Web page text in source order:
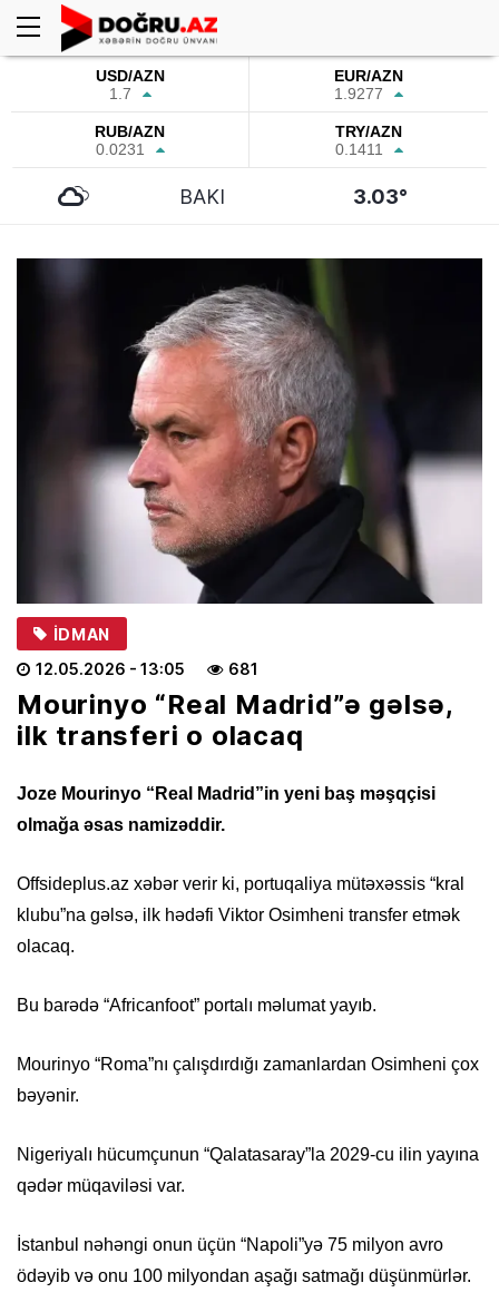
USD/AZN
1.7
EUR/AZN
1.9277
RUB/AZN
0.0231
TRY/AZN
0.1411
BAKI 3.03°
İDMAN
12.05.2026 - 13:05 681
Mourinyo “Real Madrid”ə gəlsə,
ilk transferi o olacaq
Joze Mourinyo “Real Madrid”in yeni baş məşqçisi
olmağa əsas namizəddir.
Offsideplus.az xəbər verir ki, portuqaliya mütəxəssis “kral
klubu”na gəlsə, ilk hədəfi Viktor Osimheni transfer etmək
olacaq.
Bu barədə “Africanfoot” portalı məlumat yayıb.
Mourinyo “Roma”nı çalışdırdığı zamanlardan Osimheni çox
bəyənir.
Nigeriyalı hücumçunun “Qalatasaray”la 2029-cu ilin yayına
qədər müqaviləsi var.
İstanbul nəhəngi onun üçün “Napoli”yə 75 milyon avro
ödəyib və onu 100 milyondan aşağı satmağı düşünmürlər.